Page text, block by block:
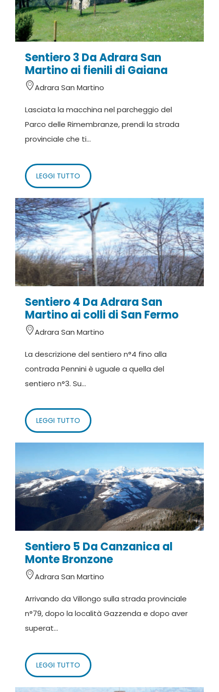
Sentiero 3 Da Adrara San
Martino ai fienili di Gaiana
Adrara San Martino
Lasciata la macchina nel parcheggio del
Parco delle Rimembranze, prendi la strada
provinciale che ti...
LEGGI TUTTO
Sentiero 4 Da Adrara San
Martino ai colli di San Fermo
Adrara San Martino
La descrizione del sentiero n°4 fino alla
contrada Pennini è uguale a quella del
sentiero n°3. Su...
LEGGI TUTTO
Sentiero 5 Da Canzanica al
Monte Bronzone
Adrara San Martino
Arrivando da Villongo sulla strada provinciale
n°79, dopo la località Gazzenda e dopo aver
superat...
LEGGI TUTTO